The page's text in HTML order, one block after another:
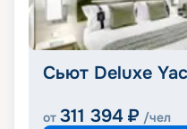
Сьют Deluxe
от 311 394 ₽ /чел